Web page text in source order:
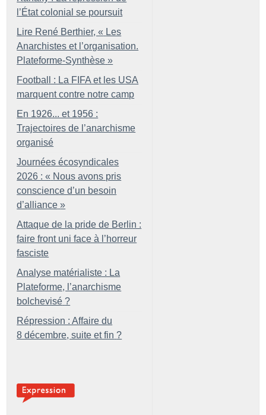
l’État colonial se poursuit
Lire René Berthier, « Les
Anarchistes et l’organisation.
Plateforme-Synthèse »
Football : La FIFA et les USA
marquent contre notre camp
En 1926... et 1956 :
Trajectoires de l’anarchisme
organisé
Journées écosyndicales
2026 : « Nous avons pris
conscience d’un besoin
d’alliance »
Attaque de la pride de Berlin :
faire front uni face à l’horreur
fasciste
Analyse matérialiste : La
Plateforme, l’anarchisme
bolchevisé ?
Répression : Affaire du
8 décembre, suite et fin ?